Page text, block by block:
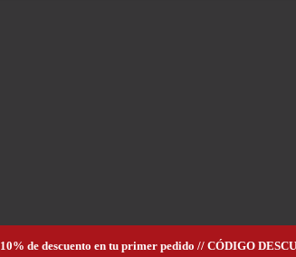
10% de descuento en tu primer pedido // CÓDIGO